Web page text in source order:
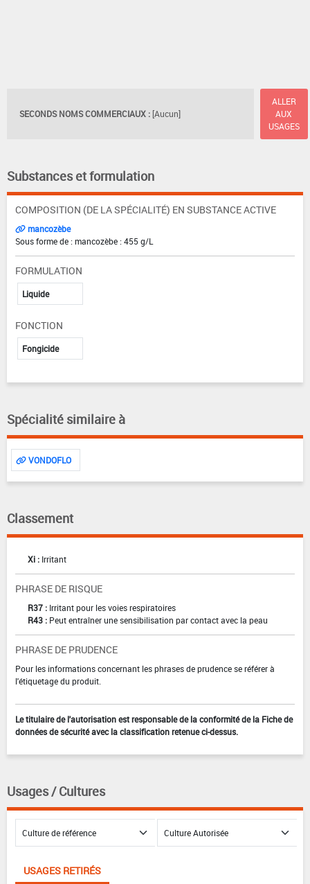
SECONDS NOMS COMMERCIAUX : [Aucun]
ALLER
AUX
USAGES
Substances et formulation
COMPOSITION (DE LA SPÉCIALITÉ) EN SUBSTANCE ACTIVE
mancozèbe
Sous forme de : mancozèbe : 455 g/L
FORMULATION
Liquide
FONCTION
Fongicide
Spécialité similaire à
VONDOFLO
Classement
Xi : Irritant
PHRASE DE RISQUE
R37 : Irritant pour les voies respiratoires
R43 : Peut entraîner une sensibilisation par contact avec la peau
PHRASE DE PRUDENCE
Pour les informations concernant les phrases de prudence se référer à
l'étiquetage du produit.
Le titulaire de l'autorisation est responsable de la conformité de la Fiche de
données de sécurité avec la classification retenue ci-dessus.
Usages / Cultures
USAGES RETIRÉS